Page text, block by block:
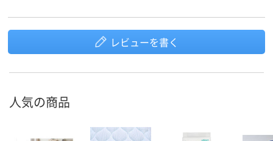
レビューを書く
人気の商品